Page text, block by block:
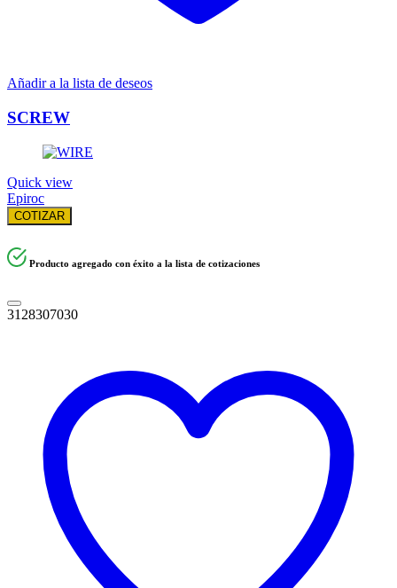
Añadir a la lista de deseos
SCREW
Quick view
Epiroc
COTIZAR
Producto agregado con éxito a la lista de cotizaciones
3128307030